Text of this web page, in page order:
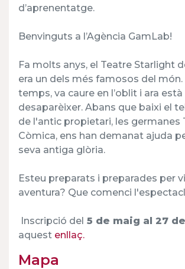
d’aprenentatge.
Benvinguts a l’Agència GamLab!
Fa molts anys, el Teatre Starlight
era un dels més famosos del
temps, va caure en l’oblit i ara
desaparèixer. Abans que baixi el
de l'antic propietari, les germanes
Còmica, ens han demanat ajuda
seva antiga glòria.
Esteu preparats i preparades per
aventura? Que comenci
Inscripció del 5 de maig al 27
aquest enllaç.
Mapa